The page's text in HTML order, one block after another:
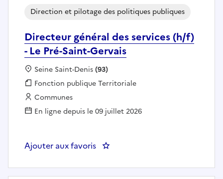
Directeur général des services (h/f)
- Le Pré-Saint-Gervais
Direction et pilotage des politiques publiques
Localisation :
Seine Saint-Denis(93)
Fonction publique :
Fonction publique Territoriale
Employeur :
Communes
En ligne depuis le 09 juillet 2026
Ajouter aux favoris : Directeur général des services